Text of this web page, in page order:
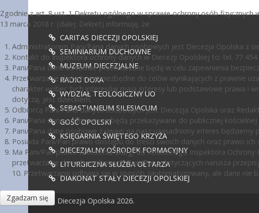
CARITAS DIECEZJI OPOLSKIEJ
SEMINIARIUM DUCHOWNE
MUZEUM DIECEZJALNE
RADIO DOXA
WYDZIAŁ TEOLOGICZNY UO
SEBASTIANEUM SILESIACUM
GOŚĆ OPOLSKI
KSIĘGARNIA ŚWIĘTEGO KRZYŻA
DIECEZJALNY OŚRODEK FORMACYJNY
LITURGICZNA SŁUŻBA OŁTARZA
DIAKONAT STAŁY DIECEZJI OPOLSKIEJ
© Diecezja Opolska 2026.
Zgodnie z art. 8 ust. 1 Dekretu ogólnego w sprawie ochrony osób
13 marca 2018 r. (dalej: Dekret) informuję, że:
Administratorem Pani/Pana danych osobowych jest Diecezja Opolska z
Kontakt do Inspektora ochrony danych w Diecezji Opolskiej to: tel. 77 454
Pani/Pana dane osobowe przetwarzane będą w celu zapewnienia
Przetwarzanie danych jest niezbędne do celów wynikających z prawnie
charakter wobec tych interesów mają interesy lub podstawowe prawa i
dotyczą, jest dzieckiem;
Odbiorcą Pani/Pana danych osobowych jest Diecezja Opolska oraz
Pani/Pana dane osobowe nie będą przekazywane do publicznej
Pani/Pana dane osobowe z uwagi na nasz uzasadniony interes
Posiada Pani/Pan prawo dostępu do treści swoich danych oraz prawo
Ma Pani/Pan prawo wniesienia skargi do Kościelnego Inspektora
przetwarzanie danych osobowych Pani/Pana dotyczących narusza
10. Przetwarzanie odbywa się w sposób zautomatyzowany, ale dane nie
Zgadzam się